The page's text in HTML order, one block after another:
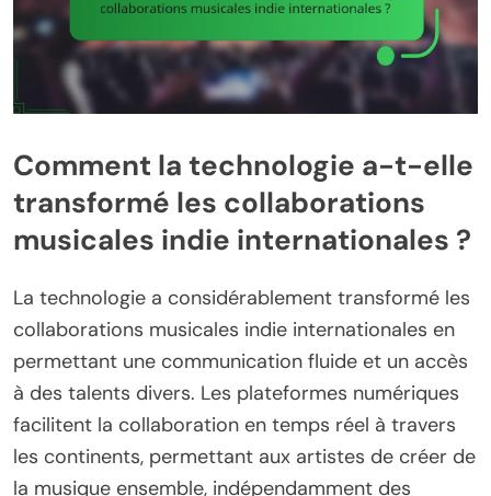
Comment la technologie a-t-elle
transformé les collaborations
musicales indie internationales ?
La technologie a considérablement transformé les
collaborations musicales indie internationales en
permettant une communication fluide et un accès
à des talents divers. Les plateformes numériques
facilitent la collaboration en temps réel à travers
les continents, permettant aux artistes de créer de
la musique ensemble, indépendamment des